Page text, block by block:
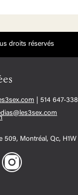
droits réservés
| 514 647-
509, Montréal, Qc, H1W